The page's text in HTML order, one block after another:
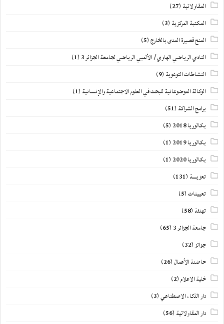
المقاولاتية (27)
المكتبة المركزية (3)
المنح قصيرة المدى بالخارج(5)
النادي الرياضي الهاوي / الألمبي الرياضي لجامعة الجزائر 3 (1)
النشاطات التوعوية (9)
الوكالة الموضوعاتية للبحث في العلوم الاجتماعية والإنسانية (1)
برامج الشراكة (51)
بكالوريا 2018
(5)
بكالوريا 2019
(1)
بكالوريا 2020
(1)
تعزيــــة (131)
تعيينات(5)
تهنئة (58)
جامعة الجزائر 3 (65)
جوائز(32)
حاضنة الأعمال(26)
خلية الاعلام(2)
دار الذكاء الاصطناعي(3)
دار المقاولاتية (56)